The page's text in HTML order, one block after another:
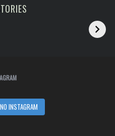
viagem em fevereiro
INSTAGRAM